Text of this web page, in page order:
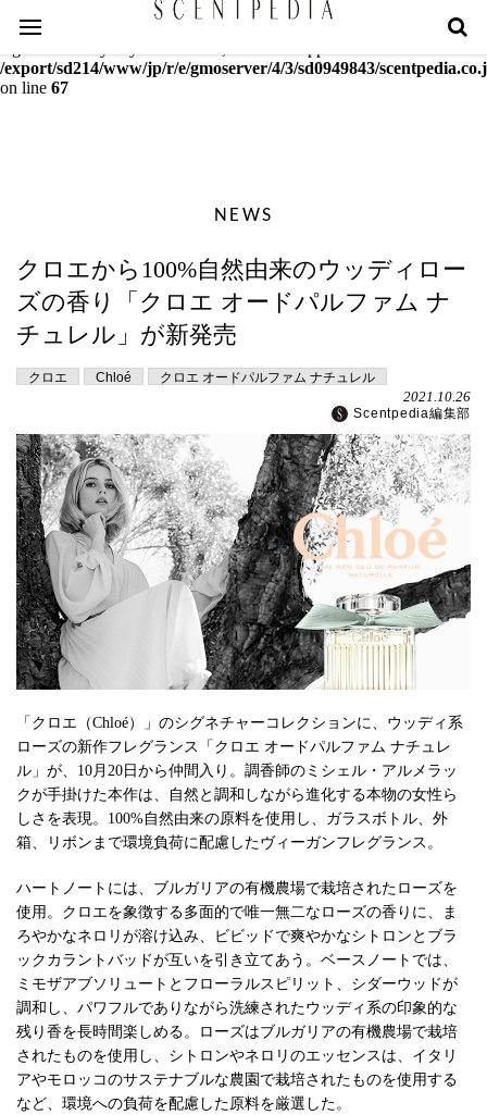
Warning
: mcrypt_decrypt(): Key of size 18 not supported by this
/export/sd214/www/jp/r/e/gmoserver/4/3/sd0949843/
on line 67
NEWS
クロエから100%自然由来のウッディロー
ズの香り「クロエ オードパルファム ナ
チュレル」が新発売
クロエ Chloé クロエ オードパルファム ナチュレル
2021.10.26
Scentpedia編集部
「クロエ（Chloé）」のシグネチャーコレクションに、ウッディ系
ローズの新作フレグランス「クロエ オードパルファム ナチュレ
ル」が、10月20日から仲間入り。調香師のミシェル・アルメラッ
クが手掛けた本作は、自然と調和しながら進化する本物の女性ら
しさを表現。100%自然由来の原料を使用し、ガラスボトル、外
箱、リボンまで環境負荷に配慮したヴィーガンフレグランス。
ハートノートには、ブルガリアの有機農場で栽培されたローズを
使用。クロエを象徴する多面的で唯一無二なローズの香りに、ま
ろやかなネロリが溶け込み、ビビッドで爽やかなシトロンとブラ
ックカラントバッドが互いを引き立てあう。ベースノートでは、
ミモザアブソリュートとフローラルスピリット、シダーウッドが
調和し、パワフルでありながら洗練されたウッディ系の印象的な
残り香を長時間楽しめる。ローズはブルガリアの有機農場で栽培
されたものを使用し、シトロンやネロリのエッセンスは、イタリ
アやモロッコのサステナブルな農園で栽培されたものを使用する
など、環境への負荷を配慮した原料を厳選した。